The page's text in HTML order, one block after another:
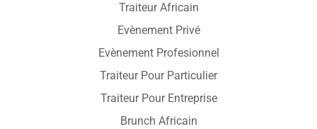
Traiteur Africain
Evènement Privé
Evènement Profesionnel
Traiteur Pour Particulier
Traiteur Pour Entreprise
Brunch Africain